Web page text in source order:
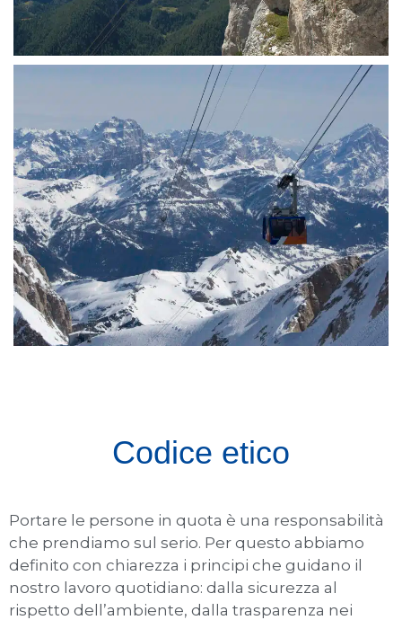
Codice etico
Portare le persone in quota è una responsabilità
che prendiamo sul serio. Per questo abbiamo
definito con chiarezza i principi che guidano il
nostro lavoro quotidiano: dalla sicurezza al
rispetto dell’ambiente, dalla trasparenza nei